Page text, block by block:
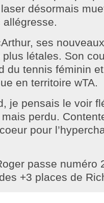
désormais
ses
létales. Son
du tennis féminin
en territoire wTA.
je pensais le voir
perdu.
pour
passe numéro
+3 places de